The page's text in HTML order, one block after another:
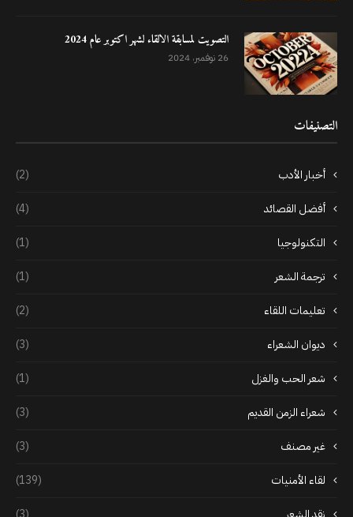
التصويت لمسابقة الالقاء لشهر اكتوبر عام 2024
26 نوفمبر، 2024
التصنيفات
أخبار الأدب (2)
أفضل القصائد (4)
التكنولوجيا (1)
ترجمة الشعر (1)
تعليمات اللقاء (2)
ديوان الشعراء (3)
شعر الحب والغزل (1)
شعراء الزمن القديم (3)
غير مصنف (3)
لقاء الأمنيات (139)